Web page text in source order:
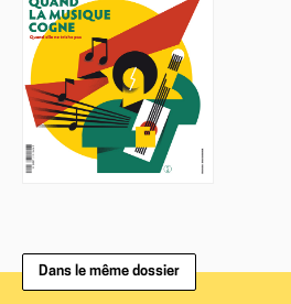
Dans le même dossier